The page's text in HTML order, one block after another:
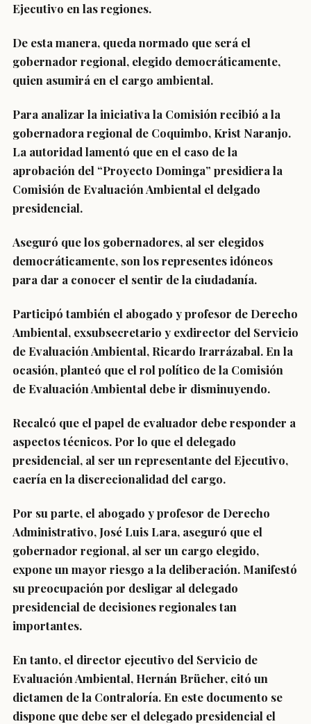
Ejecutivo en las regiones.
De esta manera, queda normado que será el
gobernador regional, elegido democráticamente,
quien asumirá en el cargo ambiental.
Para analizar la iniciativa la Comisión recibió a la
gobernadora regional de Coquimbo, Krist Naranjo.
La autoridad lamentó que en el caso de la
aprobación del “Proyecto Dominga” presidiera la
Comisión de Evaluación Ambiental el delgado
presidencial.
Aseguró que los gobernadores, al ser elegidos
democráticamente, son los representes idóneos
para dar a conocer el sentir de la ciudadanía.
Participó también el abogado y profesor de Derecho
Ambiental, exsubsecretario y exdirector del Servicio
de Evaluación Ambiental, Ricardo Irarrázabal. En la
ocasión, planteó que el rol político de la Comisión
de Evaluación Ambiental debe ir disminuyendo.
Recalcó que el papel de evaluador debe responder a
aspectos técnicos. Por lo que el delegado
presidencial, al ser un representante del Ejecutivo,
caería en la discrecionalidad del cargo.
Por su parte, el abogado y profesor de Derecho
Administrativo, José Luis Lara, aseguró que el
gobernador regional, al ser un cargo elegido,
expone un mayor riesgo a la deliberación. Manifestó
su preocupación por desligar al delegado
presidencial de decisiones regionales tan
importantes.
En tanto, el director ejecutivo del Servicio de
Evaluación Ambiental, Hernán Brücher, citó un
dictamen de la Contraloría. En este documento se
dispone que debe ser el delegado presidencial el